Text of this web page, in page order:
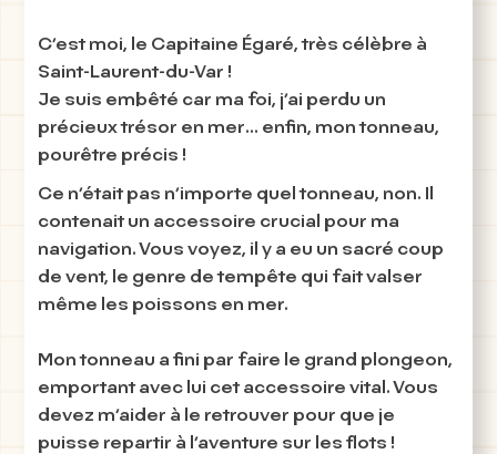
C’est moi, le Capitaine Égaré, très célèbre à
Saint-Laurent-du-Var !
Je suis embêté car ma foi, j’ai perdu un
précieux trésor en mer... enfin, mon tonneau,
pourêtre précis !
Ce n’était pas n’importe quel tonneau, non. Il
contenait un accessoire crucial pour ma
navigation. Vous voyez, il y a eu un sacré coup
de vent, le genre de tempête qui fait valser
même les poissons en mer.
Mon tonneau a fini par faire le grand plongeon,
emportant avec lui cet accessoire vital. Vous
devez m’aider à le retrouver pour que je
puisse repartir à l’aventure sur les flots !